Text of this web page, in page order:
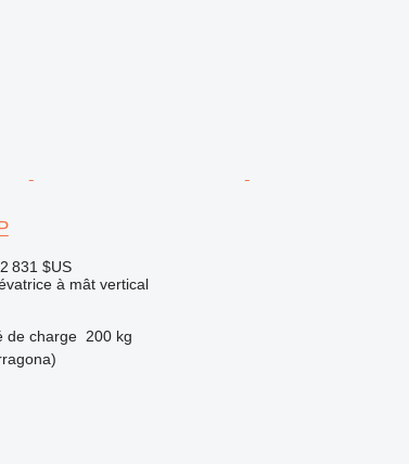
831 $US
à mât vertical
de charge 200 kg